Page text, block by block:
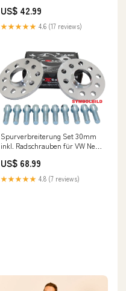
US$ 42.99
★★★★★ 4.6 (17 reviews)
Spurverbreiterung Set 30mm
inkl. Radschrauben für VW New
US$ 68.99
★★★★★ 4.8 (7 reviews)